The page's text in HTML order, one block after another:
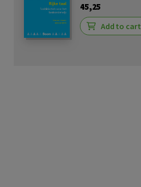
45,25
Add to cart